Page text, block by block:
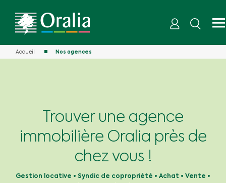
Accueil Nos agences
Trouver une agence
immobilière Oralia près de
chez vous !
Gestion locative • Syndic de copropriété • Achat • Vente •